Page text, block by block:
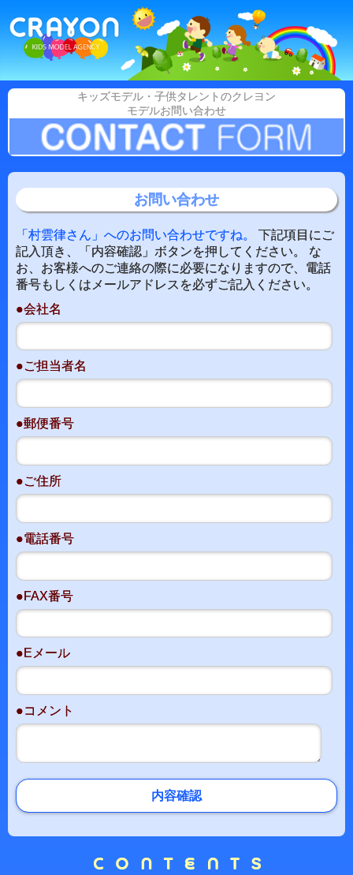
キッズモデル・子供タレントのクレヨン
モデルお問い合わせ
お問い合わせ
「村雲律さん」へのお問い合わせですね。
下記項目にご
記入頂き、「内容確認」ボタンを押してください。 な
お、お客様へのご連絡の際に必要になりますので、電話
番号もしくはメールアドレスを必ずご記入ください。
●会社名
●ご担当者名
●郵便番号
●ご住所
●電話番号
●FAX番号
●Eメール
●コメント
内容確認